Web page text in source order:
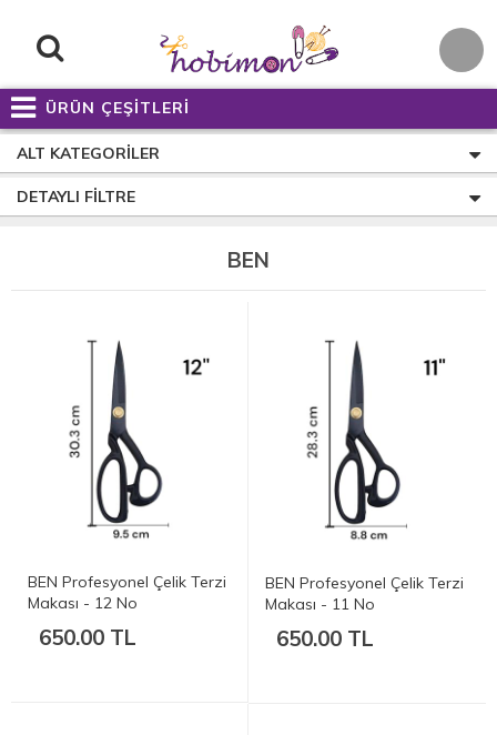
ÜRÜN ÇEŞİTLERİ
ALT KATEGORILER
DETAYLI FILTRE
BEN
BEN Profesyonel Çelik Terzi
Makası - 12 No
650.00 TL
BEN Profesyonel Çelik Terzi
Makası - 11 No
650.00 TL